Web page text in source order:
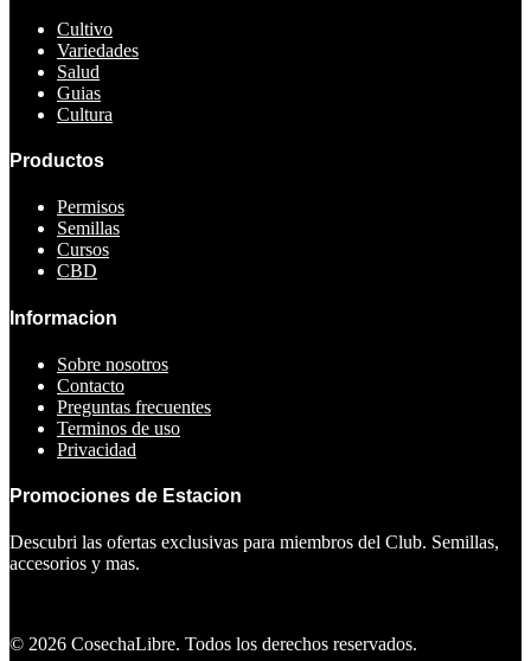
Cultivo
Variedades
Salud
Guias
Cultura
Productos
Permisos
Semillas
Cursos
CBD
Informacion
Sobre nosotros
Contacto
Preguntas frecuentes
Terminos de uso
Privacidad
Promociones de Estacion
Descubri las ofertas exclusivas para miembros del Club. Semillas,
accesorios y mas.
© 2026 CosechaLibre. Todos los derechos reservados.